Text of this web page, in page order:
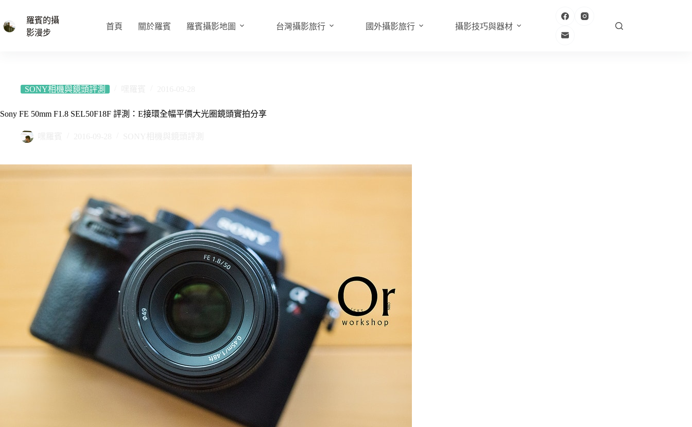
主
羅賓的攝
影漫步
首頁 關於羅賓 羅賓攝影地圖 台灣攝影旅行 國外攝影旅行 攝影技巧與器材
SONY相機與鏡頭評測
Sony FE 50mm F1.8 SEL50F18F 評測：E接環全幅平價大光圈鏡頭實拍分享